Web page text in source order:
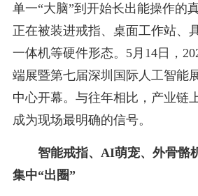
单一“大脑”到开始长出能操作的
正在被装进戒指、桌面工作站、
一体机等硬件形态。5月14日，
端展暨第七届深圳国际人工智能
中心开幕。与往年相比，产业链
成为现场最明确的信号。
智能戒指、AI萌宠、外骨骼
集中“出圈”